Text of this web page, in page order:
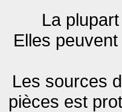
La
Elles
Les sources
pièces est